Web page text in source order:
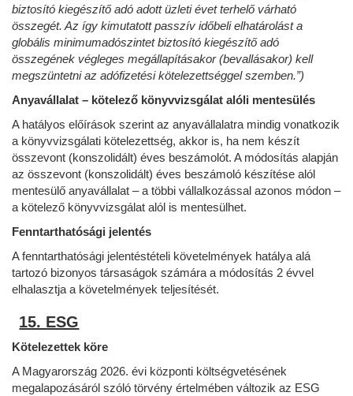
biztosító kiegészítő adó adott üzleti évet terhelő várható
összegét. Az így kimutatott passzív időbeli elhatárolást a
globális minimumadószintet biztosító kiegészítő adó
összegének végleges megállapításakor (bevallásakor) kell
megszüntetni az adófizetési kötelezettséggel szemben.”)
Anyavállalat – kötelező könyvvizsgálat alóli mentesülés
A hatályos előírások szerint az anyavállalatra mindig vonatkozik
a könyvvizsgálati kötelezettség, akkor is, ha nem készít
összevont (konszolidált) éves beszámolót. A módosítás alapján
az összevont (konszolidált) éves beszámoló készítése alól
mentesülő anyavállalat – a többi vállalkozással azonos módon –
a kötelező könyvvizsgálat alól is mentesülhet.
Fenntarthatósági jelentés
A fenntarthatósági jelentéstételi követelmények hatálya alá
tartozó bizonyos társaságok számára a módosítás 2 évvel
elhalasztja a követelmények teljesítését.
15. ESG
Kötelezettek köre
A Magyarország 2026. évi központi költségvetésének
megalapozásáról szóló törvény értelmében változik az ESG